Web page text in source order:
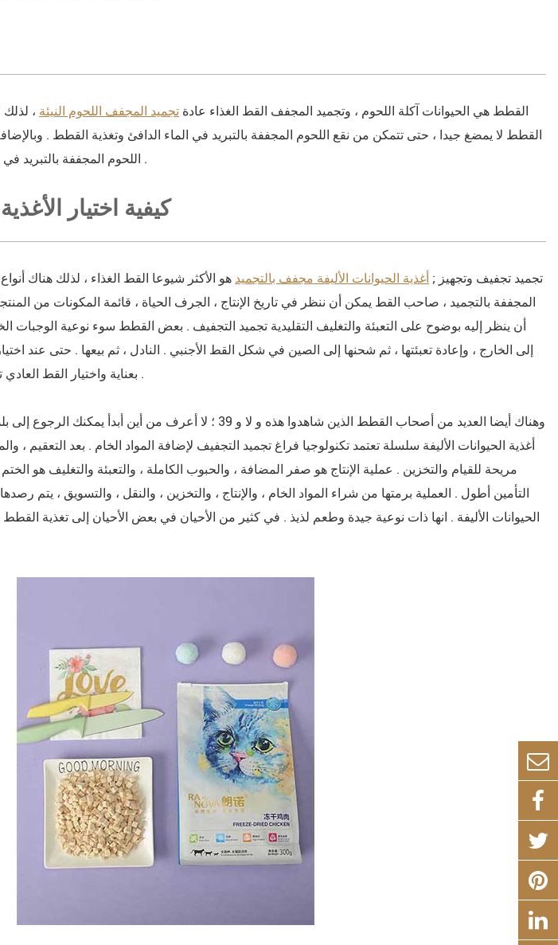
القطط هي الحيوانات آكلة اللحوم ، وتجميد المجفف القط الغذاء عادة تجميد المجفف اللحوم النيئة ،
القطط لا يمضغ جيدا ، حتى تتمكن من نقع اللحوم المجففة بالتبريد في الماء الدافئ وتغذية القطط .
اللحوم المجففة بالتبريد في القط الغذاء . كما أنها جيدة جداً الملحق القط .
3 . كيفية اختيار
تجميد تجفيف وتجهيز ; أغذية الحيوانات الأليفة مجفف بالتجميد هو الأكثر شيوعا القط الغذاء ، لذلك هناك
المجففة بالتجميد ، صاحب القط يمكن أن ننظر في تاريخ الإنتاج ، الجرف الحياة ، قائمة المكونات من
أن ينظر إليه بوضوح على التعبئة والتغليف التقليدية تجميد التجفيف . بعض القطط سوء نوعية
إلى الخارج ، وإعادة تعبئتها ، ثم شحنها إلى الصين في شكل القط الأجنبي . النادل ، ثم بيعها . حتى عند
بعناية واختيار القط العادي تجميد المجفف الغذاء لتغذية القط الخاص بك .
أغذية الحيوانات الأليفة سلسلة تعتمد تكنولوجيا فراغ تجميد التجفيف لإضافة المواد الخام . بعد التعقيم ،
مريحة للقيام والتخزين . عملية الإنتاج هو صفر المضافة ، والحبوب الكاملة ، والتعبئة والتغليف هو
التأمين أطول . العملية برمتها من شراء المواد الخام ، والإنتاج ، والتخزين ، والنقل ، والتسويق ، يتم
الحيوانات الأليفة . انها ذات نوعية جيدة وطعم لذيذ . في كثير من الأحيان في بعض الأحيان إلى تغذية